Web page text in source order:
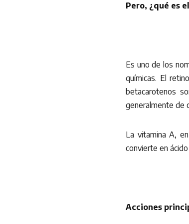
Pero, ¿qué es
Es uno de los
químicas. El
betacarotenos
generalmente de
La vitamina A,
convierte en
Acciones